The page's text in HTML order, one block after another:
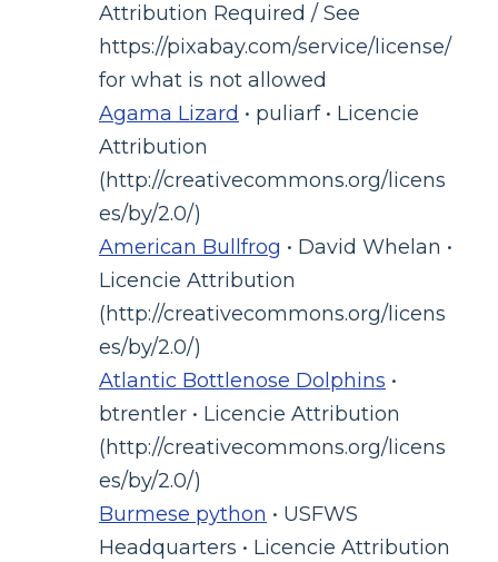
Attribution Required / See
https://pixabay.com/service/license/
for what is not allowed
Agama Lizard • puliarf • Licencie
Attribution
(http://creativecommons.org/licens
es/by/2.0/)
American Bullfrog • David Whelan •
Licencie Attribution
(http://creativecommons.org/licens
es/by/2.0/)
Atlantic Bottlenose Dolphins •
btrentler • Licencie Attribution
(http://creativecommons.org/licens
es/by/2.0/)
Burmese python • USFWS
Headquarters • Licencie Attribution